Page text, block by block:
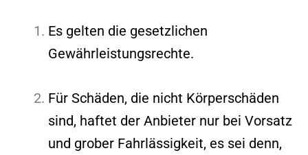
Es gelten die gesetzlichen
Gewährleistungsrechte.
Für Schäden, die nicht Körperschäden
sind, haftet der Anbieter nur bei Vorsatz
und grober Fahrlässigkeit, es sei denn,